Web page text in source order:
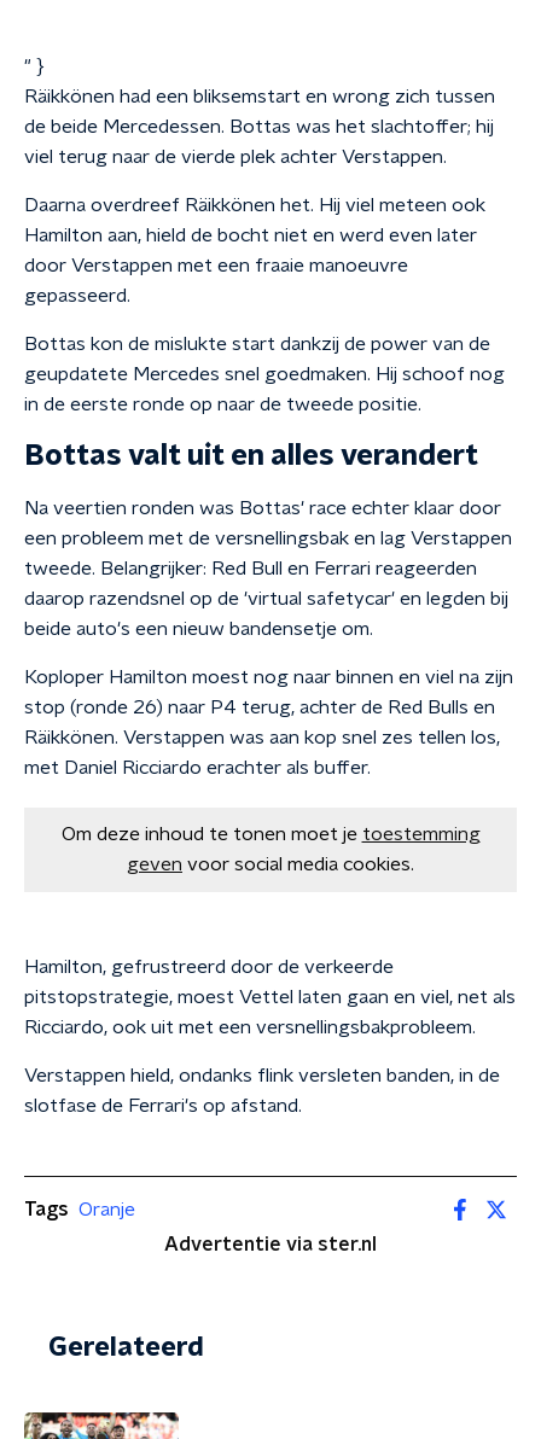
" }
Räikkönen had een bliksemstart en wrong zich tussen
de beide Mercedessen. Bottas was het slachtoffer; hij
viel terug naar de vierde plek achter Verstappen.
Daarna overdreef Räikkönen het. Hij viel meteen ook
Hamilton aan, hield de bocht niet en werd even later
door Verstappen met een fraaie manoeuvre
gepasseerd.
Bottas kon de mislukte start dankzij de power van de
geupdatete Mercedes snel goedmaken. Hij schoof nog
in de eerste ronde op naar de tweede positie.
Bottas valt uit en alles verandert
Na veertien ronden was Bottas' race echter klaar door
een probleem met de versnellingsbak en lag Verstappen
tweede. Belangrijker: Red Bull en Ferrari reageerden
daarop razendsnel op de 'virtual safetycar' en legden bij
beide auto's een nieuw bandensetje om.
Koploper Hamilton moest nog naar binnen en viel na zijn
stop (ronde 26) naar P4 terug, achter de Red Bulls en
Räikkönen. Verstappen was aan kop snel zes tellen los,
met Daniel Ricciardo erachter als buffer.
Om deze inhoud te tonen moet je toestemming
geven voor social media cookies.
Hamilton, gefrustreerd door de verkeerde
pitstopstrategie, moest Vettel laten gaan en viel, net als
Ricciardo, ook uit met een versnellingsbakprobleem.
Verstappen hield, ondanks flink versleten banden, in de
slotfase de Ferrari's op afstand.
Tags Oranje
Advertentie via ster.nl
Gerelateerd